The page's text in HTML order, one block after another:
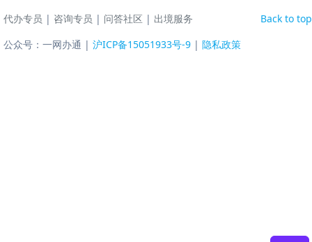
Back to top
代办专员 | 咨询专员 | 问答社区 | 出境服务
公众号：一网办通 | 沪ICP备15051933号-9 | 隐私政策